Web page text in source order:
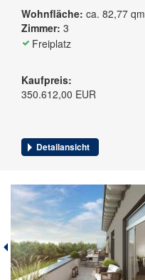
Wohnfläche: ca. 82,77 qm
Zimmer: 3
Freiplatz
Kaufpreis:
350.612,00 EUR
Detailansicht